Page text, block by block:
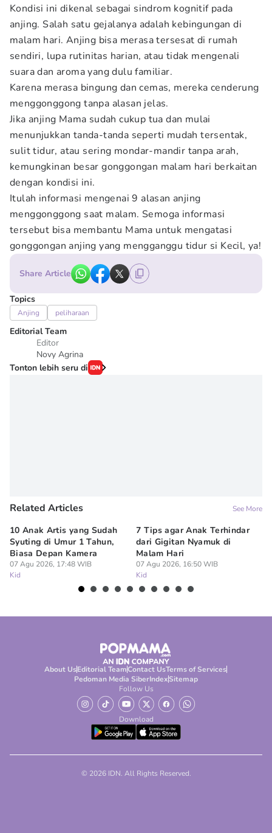
Kondisi ini dikenal sebagai sindrom kognitif pada
anjing. Salah satu gejalanya adalah kebingungan di
malam hari. Anjing bisa merasa tersesat di rumah
sendiri, lupa rutinitas harian, atau tidak mengenali
suara dan aroma yang dulu familiar.
Karena merasa bingung dan cemas, mereka cenderung
menggonggong tanpa alasan jelas.
Jika anjing Mama sudah cukup tua dan mulai
menunjukkan tanda-tanda seperti mudah tersentak,
sulit tidur, atau sering mondar-mandir tanpa arah,
kemungkinan besar gonggongan malam hari berkaitan
dengan kondisi ini.
Itulah informasi mengenai 9 alasan anjing
menggonggong saat malam. Semoga informasi
tersebut bisa membantu Mama untuk mengatasi
gonggongan anjing yang mengganggu tidur si Kecil, ya!
Share Article
Topics
Anjing peliharaan
Editorial Team
Editor
Novy Agrina
Tonton lebih seru di
Related Articles See More
10 Anak Artis yang Sudah
Syuting di Umur 1 Tahun,
Biasa Depan Kamera
07 Agu 2026, 17:48 WIB
Kid
7 Tips agar Anak Terhindar
dari Gigitan Nyamuk di
Malam Hari
07 Agu 2026, 16:50 WIB
Kid
About UsEditorial TeamContact UsTerms of Services
Pedoman Media SiberIndexSitemap
Follow Us
Download
© 2026 IDN. All Rights Reserved.